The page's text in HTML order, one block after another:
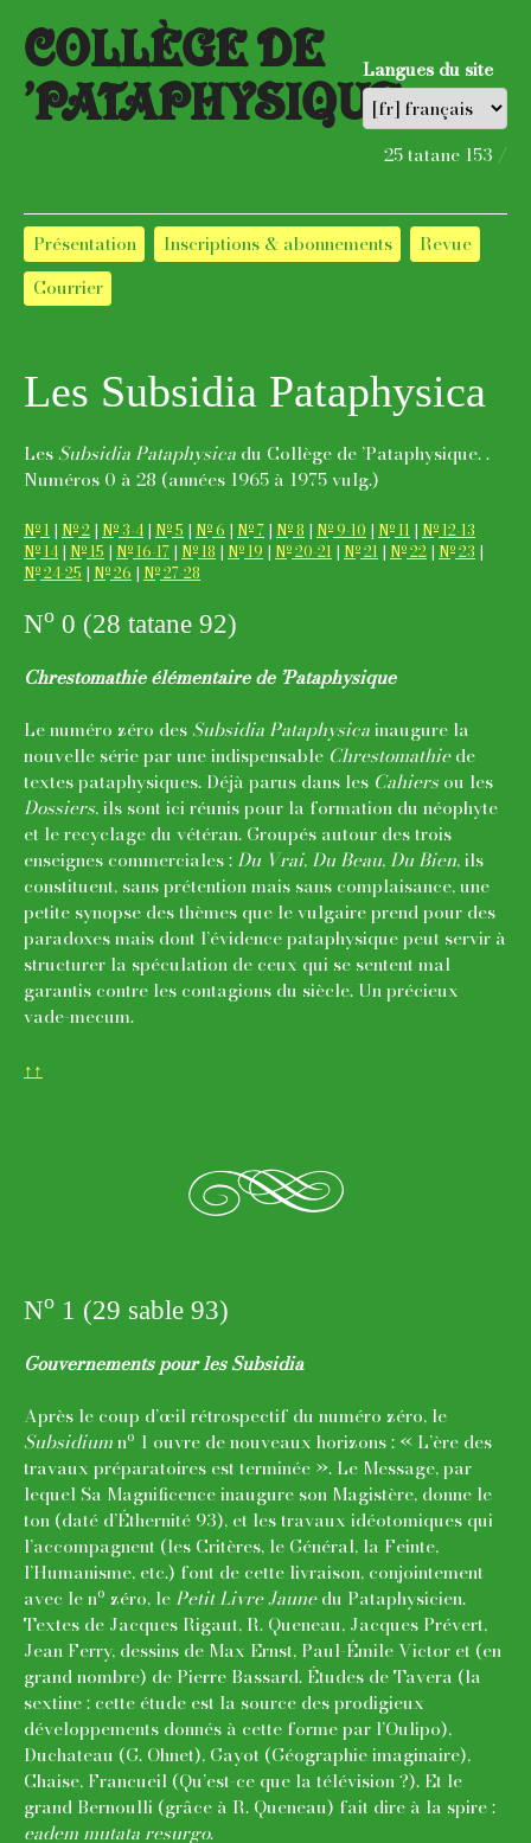
COLLÈGE DE
’PATAPHYSIQUE
25 tatane 153 /
Langues du site
Présentation Inscriptions & abonnements
Revue
Courrier
Les Subsi­dia Pata­physica
Les Subsidia Pataphysica du Collège de ’Pataphysique. .
Numéros 0 à 28 (années 1965 à 1975 vulg.)
No 1 | No 2 | No 3-4 | No 5 | No 6 | No 7 | No 8 | No 9-10 | No 11 | No 12-13
No 14 | No 15 | No 16-17 | No 18 | No 19 | No 20-21 | No 21 | No 22 | No 23 |
No 24-25 | No 26 | No 27-28
No 0 (28 tatane 92)
Chrestomathie élémentaire de ’Pataphysique
Le numéro zéro des Subsidia Pataphysicainaugure la
nouvelle série par une indispensable Chrestomathiede
textes pataphysiques. Déjà parus dans les Cahiersou les
Dossiers, ils sont ici réunis pour la formation du néophyte
et le recyclage du vétéran. Groupés autour des trois
enseignes commerciales :Du Vrai,Du Beau,Du Bien, ils
constituent, sans prétention mais sans complaisance, une
petite synopse des thèmes que le vulgaire prend pour des
paradoxes mais dont l’évidence pataphysique peut servir à
structurer la spéculation de ceux qui se sentent mal
garantis contre les contagions du siècle. Un précieux
vade-mecum.
↑↑
g
No 1 (29 sable 93)
Gouvernements pour les Subsidia
Après le coup d’œil rétrospectif du numéro zéro, le
Subsidiumno 1 ouvre de nouveaux horizons : « L’ère des
travaux préparatoires est terminée ». Le Message, par
lequel Sa Magnificence inaugure son Magistère, donne le
ton (daté d’Éthernité 93), et les travaux idéotomiques qui
l’accompagnent (les Critères, le Général, la Feinte,
l’Humanisme, etc.) font de cette livraison, conjointement
avec le no zéro, lePetit Livre Jaunedu Pataphysicien.
Textes de Jacques Rigaut, R. Queneau, Jacques Prévert,
Jean Ferry, dessins de Max Ernst, Paul-Émile Victor et (en
grand nombre) de Pierre Bassard. Études de Tavera (la
sextine : cette étude est la source des prodigieux
développements donnés à cette forme par l’Oulipo),
Duchateau (G. Ohnet), Gayot (Géographie imaginaire),
Chaise, Francueil (Qu’est-ce que la télévision ?). Et le
grand Bernoulli (grâce à R. Queneau) fait dire à la spire :
eadem mutata resurgo.